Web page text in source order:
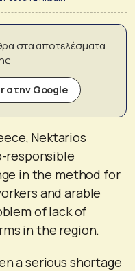
στα αποτελέσματα
στην Google
Nektarios
responsible
in the method for
and arable
of lack of
in the region.
a serious shortage